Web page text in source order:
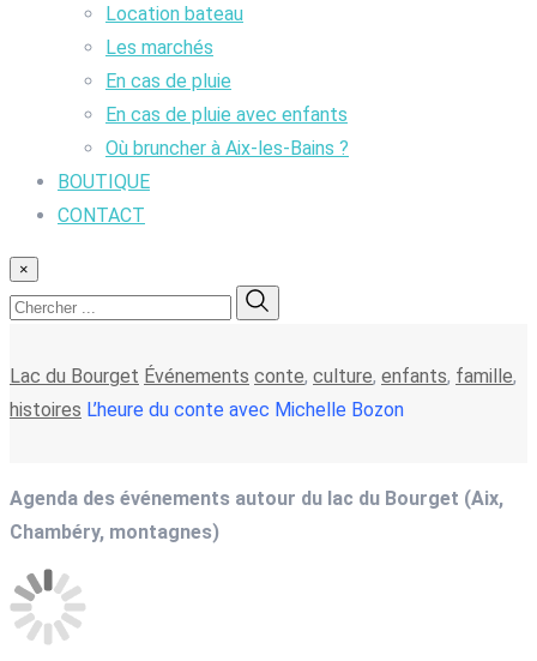
Location bateau
Les marchés
En cas de pluie
En cas de pluie avec enfants
Où bruncher à Aix-les-Bains ?
BOUTIQUE
CONTACT
×
Lac du Bourget Événements conte, culture, enfants, famille,
histoires L’heure du conte avec Michelle Bozon
Agenda des événements autour du lac du Bourget (Aix,
Chambéry, montagnes)